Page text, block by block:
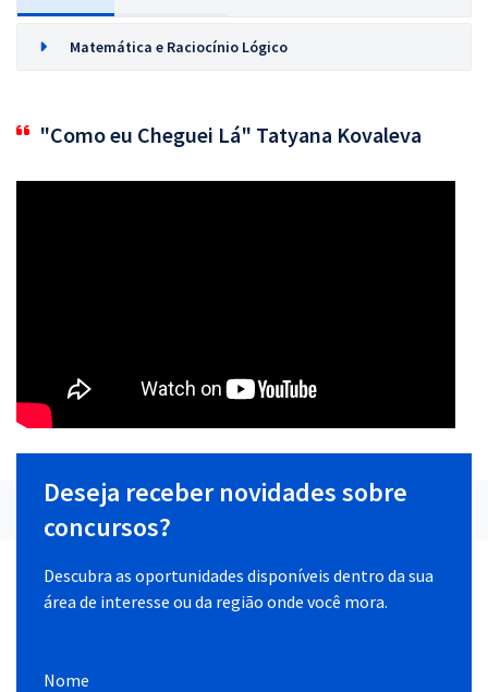
Matemática e Raciocínio Lógico
"Como eu Cheguei Lá" Tatyana Kovaleva
Deseja receber novidades sobre
concursos?
Descubra as oportunidades disponíveis dentro da sua
área de interesse ou da região onde você mora.
Nome